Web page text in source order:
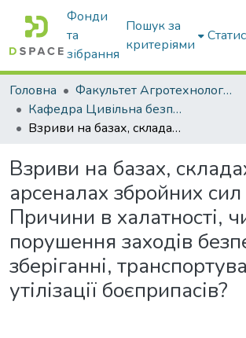
Фонди
та
зібрання
Пошук за
критеріями
Головна
Факультет Агротехнологій та екології
Кафедра Цивільна безпека
Взриви на базах, складах та арсеналах збройних сил України. Причини в халатності, чи порушення заходів безпеки при зберіганні, транспортуванні та утілізації боєприпасів?
Взриви на базах,
арсеналах збройних
Причини в халатності,
порушення заходів
зберіганні,
утілізації боєприпасів?